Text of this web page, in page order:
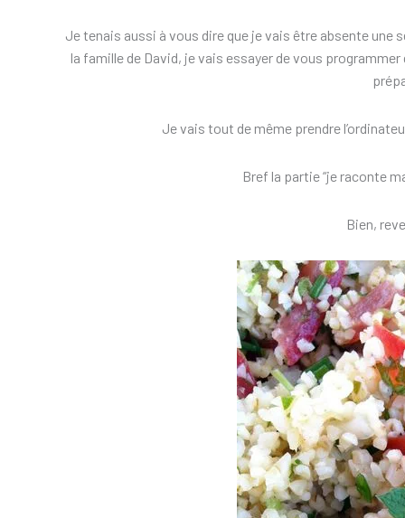
Je tenais aussi à vous dire que je vais être absente une
la famille de David, je vais essayer de vous
Je vais tout de même prendre
Bref la partie “je raconte
Bien,